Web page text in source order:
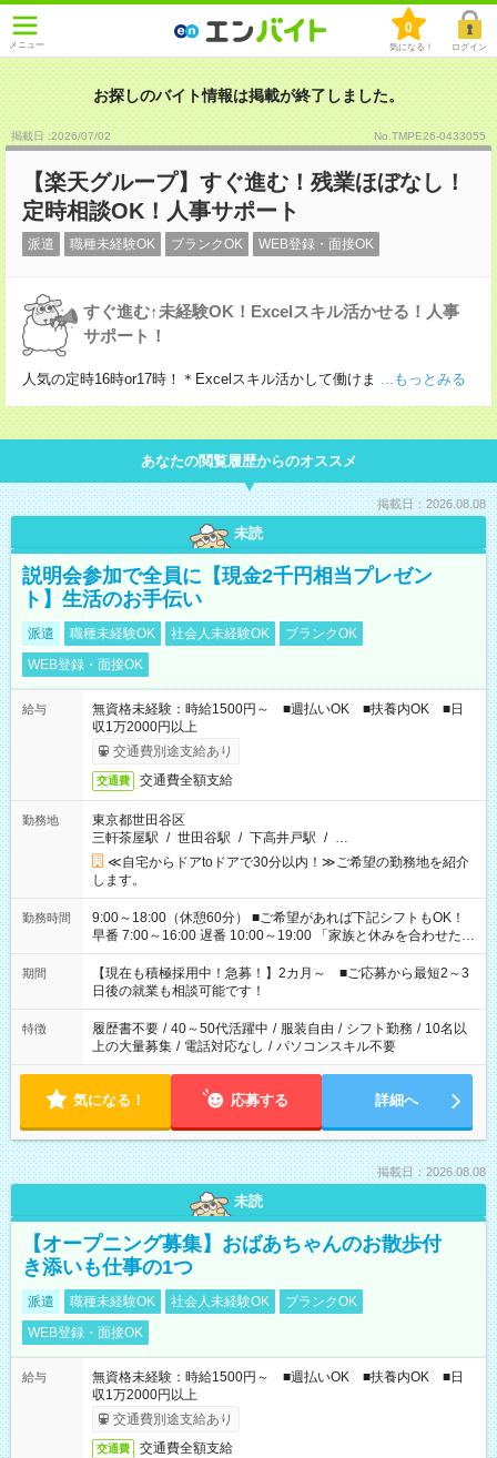
メニュー
0
気になる！ ログイン
お探しのバイト情報は掲載が終了しました。
掲載日 :2026/07/02 No.TMPE26-0433055
【楽天グループ】すぐ進む！残業ほぼなし！
定時相談OK！人事サポート
派遣 職種未経験OK ブランクOK WEB登録・面接OK
すぐ進む↑未経験OK！Excelスキル活かせる！人事
サポート！
人気の定時16時or17時！＊Excelスキル活かして働けま ...もっとみる
あなたの閲覧履歴からのオススメ
掲載日：2026.08.08
未読
説明会参加で全員に【現金2千円相当プレゼン
ト】生活のお手伝い
派遣 職種未経験OK 社会人未経験OK
ブランクOK
WEB登録・面接OK
給与
無資格未経験：時給1500円～ ■週払いOK ■扶養内OK ■日
収1万2000円以上
交通費別途支給あり
交通費 交通費全額支給
勤務地
東京都世田谷区
三軒茶屋駅 / 世田谷駅 / 下高井戸駅 / …
≪自宅からドアtoドアで30分以内！≫ご希望の勤務地を紹介
します。
勤務時間
9:00～18:00（休憩60分） ■ご希望があれば下記シフトもOK！
早番 7:00～16:00 遅番 10:00～19:00 「家族と休みを合わせた
い」 「余裕を持って夕飯の準備がしたい」 「できれば残業はし
たくない」 など、ご希望を教えてくださいね。 ※Wワーク希望
の方へ 今ご覧のお仕事で希望する勤務時間と、もう1つのお仕事
の勤務時間。 合計で週40時間を超える場合は応募できません。
期間
【現在も積極採用中！急募！】2カ月～ ■ご応募から最短2～3
日後の就業も相談可能です！
特徴 履歴書不要 / 40～50代活躍中 / 服装自由 / シフト勤務 / 10名以
上の大量募集 / 電話対応なし / パソコンスキル不要
気になる！ 応募する 詳細へ
掲載日：2026.08.08
未読
【オープニング募集】おばあちゃんのお散歩付
き添いも仕事の1つ
派遣 職種未経験OK 社会人未経験OK
ブランクOK
WEB登録・面接OK
給与
無資格未経験：時給1500円～ ■週払いOK ■扶養内OK ■日
収1万2000円以上
交通費別途支給あり
交通費 交通費全額支給